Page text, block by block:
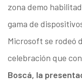
zona demo
gama de
Microsoft se rodeó
celebración que
Boscá, la